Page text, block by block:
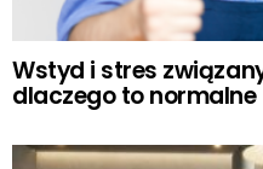
Wstyd i stres
dlaczego to normalne